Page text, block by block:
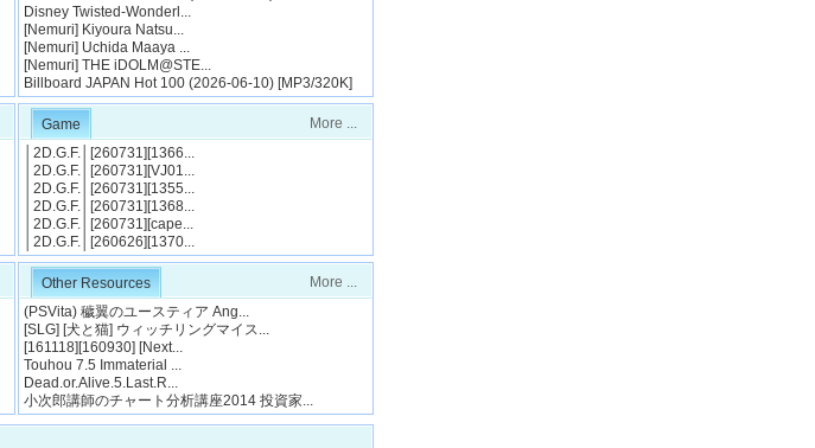
Disney Twisted-Wonderl...
[Nemuri] Kiyoura Natsu...
[Nemuri] Uchida Maaya ...
[Nemuri] THE iDOLM@STE...
Billboard JAPAN Hot 100 (2026-06-10) [MP3/320K]
Game
More ...
│2D.G.F.│[260731][1366...
│2D.G.F.│[260731][VJ01...
│2D.G.F.│[260731][1355...
│2D.G.F.│[260731][1368...
│2D.G.F.│[260731][cape...
│2D.G.F.│[260626][1370...
Other Resources
More ...
(PSVita) 穢翼のユースティア Ang...
[SLG] [犬と猫] ウィッチリングマイス...
[161118][160930] [Next...
Touhou 7.5 Immaterial ...
Dead.or.Alive.5.Last.R...
小次郎講師のチャート分析講座2014 投資家...